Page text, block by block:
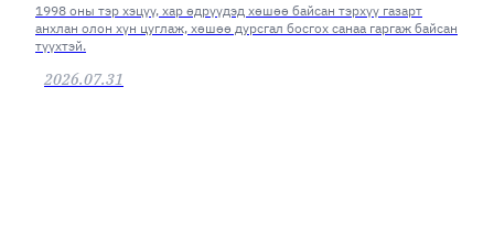
1998 оны тэр хэцүү, хар өдрүүдэд хөшөө байсан тэрхүү газарт
анхлан олон хүн цуглаж, хөшөө дурсгал босгох санаа гаргаж байсан
түүхтэй.
2026.07.31